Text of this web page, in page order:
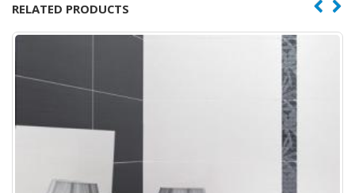
RELATED PRODUCTS